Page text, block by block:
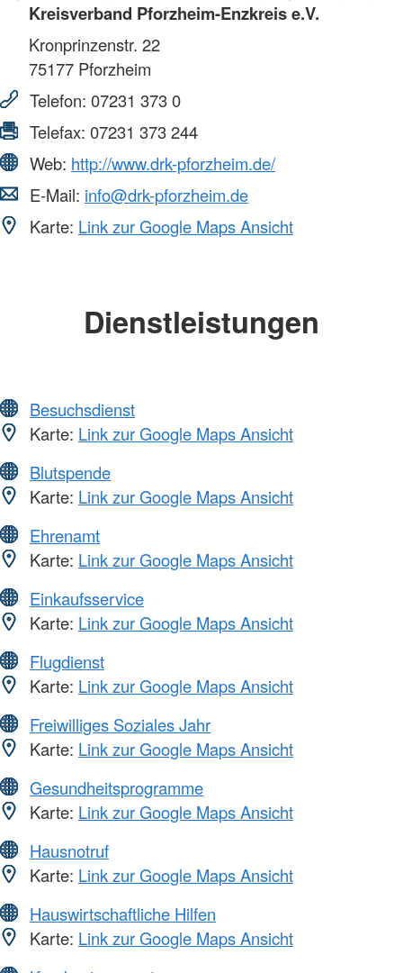
Kreisverband Pforzheim-Enzkreis e.V.
Kronprinzenstr. 22
75177 Pforzheim
Telefon: 07231 373 0
Telefax: 07231 373 244
Web: http://www.drk-pforzheim.de/
E-Mail: info@drk-pforzheim.de
Karte: Link zur Google Maps Ansicht
Dienstleistungen
Besuchsdienst
Karte: Link zur Google Maps Ansicht
Blutspende
Karte: Link zur Google Maps Ansicht
Ehrenamt
Karte: Link zur Google Maps Ansicht
Einkaufsservice
Karte: Link zur Google Maps Ansicht
Flugdienst
Karte: Link zur Google Maps Ansicht
Freiwilliges Soziales Jahr
Karte: Link zur Google Maps Ansicht
Gesundheitsprogramme
Karte: Link zur Google Maps Ansicht
Hausnotruf
Karte: Link zur Google Maps Ansicht
Hauswirtschaftliche Hilfen
Karte: Link zur Google Maps Ansicht